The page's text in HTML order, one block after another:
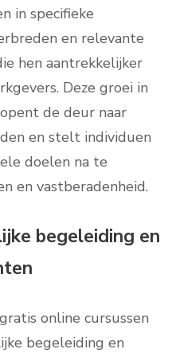
in specifieke
en relevante
hen aantrekkelijker
Deze groei in
de deur naar
en stelt individuen
doelen na te
en vastberadenheid.
begeleiding en
online cursussen
begeleiding en